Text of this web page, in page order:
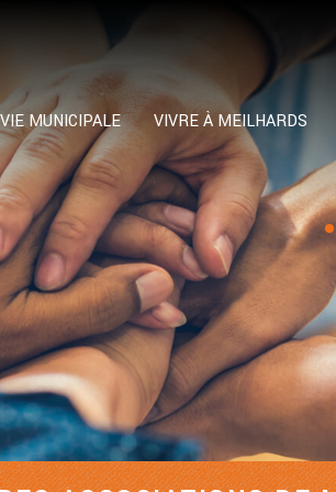
VIE MUNICIPALE VIVRE À MEILHARDS